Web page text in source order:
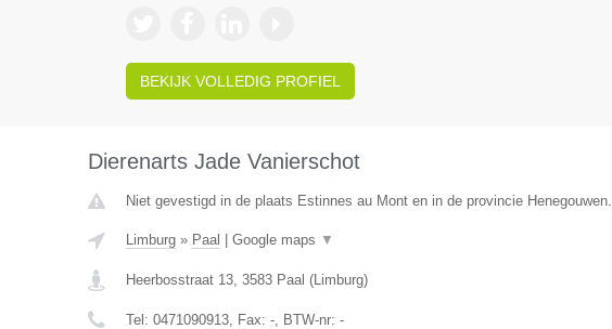
BEKIJK VOLLEDIG PROFIEL
Dierenarts Jade Vanierschot
Niet gevestigd in de plaats Estinnes au Mont en in de provincie Henegouwen.
Limburg» Paal Google maps ▼
Heerbosstraat 13, 3583 Paal (Limburg)
Tel: 0471090913, Fax: -, BTW-nr: -